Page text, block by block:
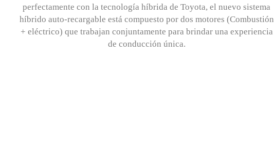
perfectamente con la tecnología híbrida de Toyota, el nuevo sistema
híbrido auto-recargable está compuesto por dos motores (Combustión
+ eléctrico) que trabajan conjuntamente para brindar una experiencia
de conducción única.